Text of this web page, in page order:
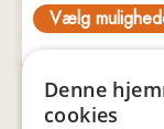
Vælg
Denne
cookies